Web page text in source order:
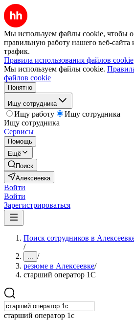
Мы используем файлы cookie, чтобы
правильную работу нашего веб-сайта
трафик.
Правила использования файлов cookie
Мы используем файлы cookie.
файлов cookie
Понятно
Ищу сотрудника
Ищу работу
Ищу сотрудника
Ищу сотрудника
Сервисы
Помощь
Ещё
Поиск
Алексеевка
Войти
Войти
Зарегистрироваться
Поиск сотрудников в
/
... /
резюме в Алексеевке/
старший оператор 1С
старший оператор 1с